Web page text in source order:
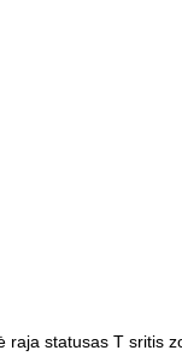
raja statusas T sritis